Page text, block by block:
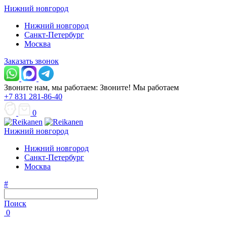
Нижний новгород
Нижний новгород
Санкт-Петербург
Москва
Заказать звонок
Звоните нам, мы работаем: Звоните! Мы работаем
+7 831 281-86-40
0
Нижний новгород
Нижний новгород
Санкт-Петербург
Москва
#
Поиск
0